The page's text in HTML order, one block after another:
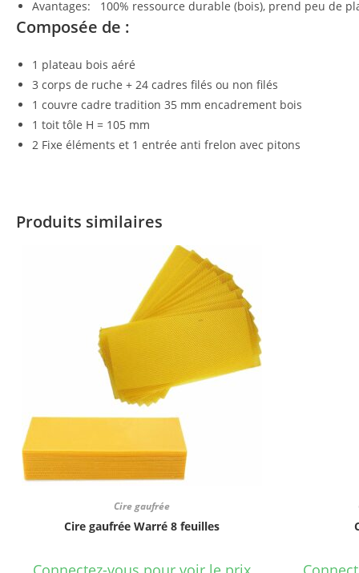
Avantages: 100% ressource durable (bois), prend peu de
Composée de :
1 plateau bois aéré
3 corps de ruche + 24 cadres filés ou non filés
1 couvre cadre tradition 35 mm encadrement bois
1 toit tôle H = 105 mm
2 Fixe éléments et 1 entrée anti frelon avec pitons
Produits similaires
Cire gaufrée
Cire gaufrée Warré 8 feuilles